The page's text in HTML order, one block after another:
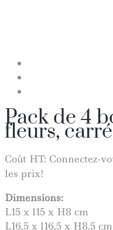
Pack de 4
fleurs,
Coût HT: Connectez-
les prix!
Dimensions:
L15 x l15 x H8 cm
L16,5 x l16,5 x H8,5 cm